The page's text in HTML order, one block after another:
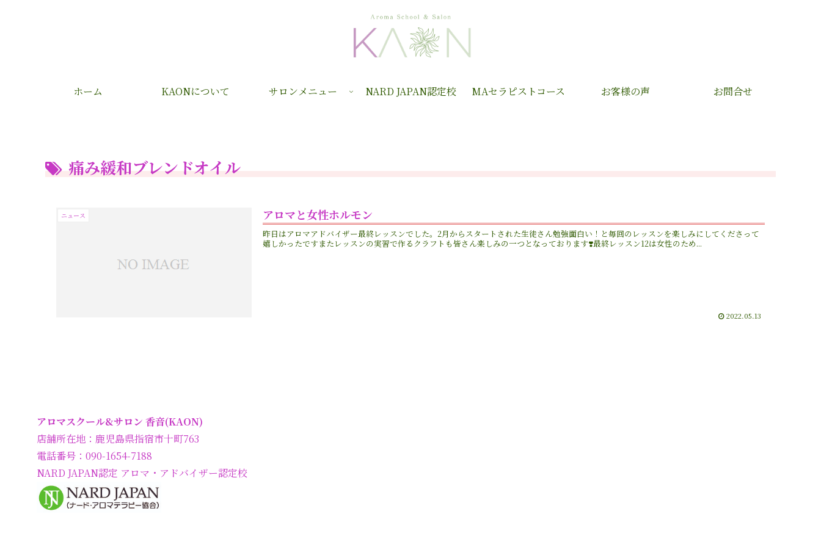
ホーム KAONについて サロンメニュー NARD JAPAN認定校 MAセラピストコース お客様の声 お問合せ
痛み緩和ブレンドオイル
ニュース アロマと女性ホルモン
昨日はアロマアドバイザー最終レッスンでした。2月からスタートされた生徒さん勉強面白い！と毎回のレッスンを楽しみにしてくださって
嬉しかったですまたレッスンの実習で作るクラフトも皆さん楽しみの一つとなっております❣️最終レッスン12は女性のため...
2022.05.13
アロマスクール&サロン 香音(KAON)
店舗所在地：鹿児島県指宿市十町763
電話番号：090-1654-7188
NARD JAPAN認定 アロマ・アドバイザー認定校